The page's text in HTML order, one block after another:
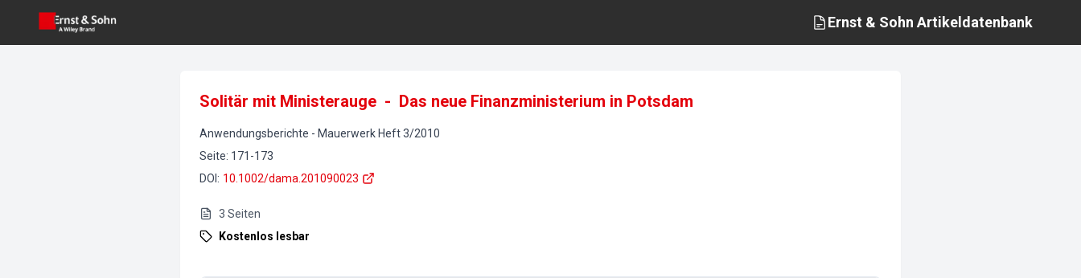
Ernst & Sohn Artikeldatenbank
Solitär mit Ministerauge - Das neue Finanzministerium in Potsdam
Anwendungsberichte - Mauerwerk Heft3/2010
Seite: 171-173
DOI : 10.1002/dama.201090023
3 Seiten
Kostenlos lesbar